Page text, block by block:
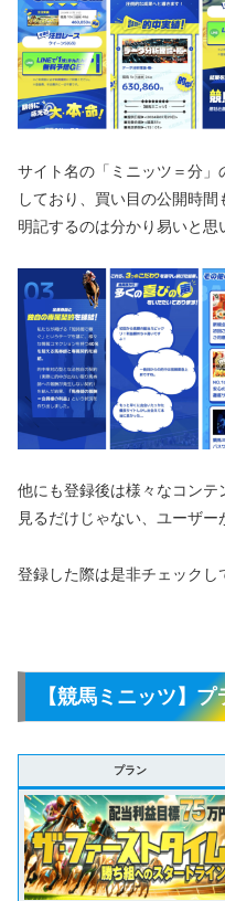
サイト名の「ミニッツ＝分
しており、買い目の公開時
明記するのは分かり易いと思
他にも登録後は様々なコン
見るだけじゃない、ユーザー
登録した際は是非チェックし
【競馬ミニッツ】プ
プラン